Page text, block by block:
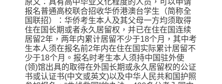
原文：具有高中毕业文化程度的人员，可以申请
报名普通高校联合招收华侨港澳台学生（简称全
国联招）：华侨考生本人及其父母一方均须取得
住在国长期或者永久居留权，并已在住在国连续
居留2年，两年内累计居留不少于18个月，其中考
生本人须在报名前2年内在住在国实际累计居留不
少于18个月。报名时考生本人须持中国驻外使
(领)馆出具的取得在外国长期或永久居留权的公证
书或认证书(中文或英文)以及中华人民共和国护照